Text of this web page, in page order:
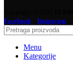
Facebook
Instagram
Menu
Kategorije